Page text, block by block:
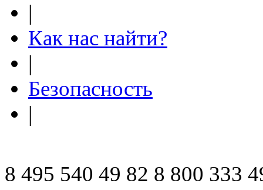
|
Как нас найти?
|
Безопасность
|
8 495 540 49 82 8 800 333